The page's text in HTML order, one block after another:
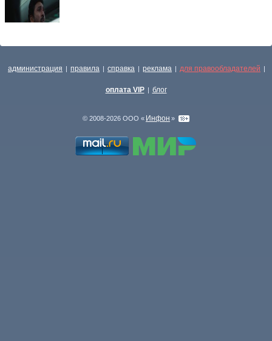
администрация | правила | справка | реклама | для правообладателей |
оплата VIP | блог
© 2008-2026 ООО « Инфон »